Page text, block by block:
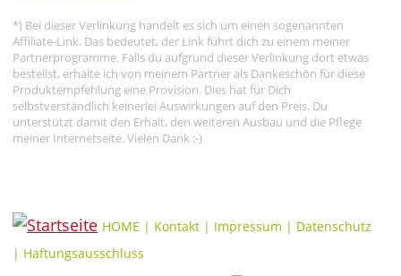
*) Bei dieser Verlinkung handelt es sich um einen sogenannten
Affiliate-Link. Das bedeutet, der Link führt dich zu einem meiner
Partnerprogramme. Falls du aufgrund dieser Verlinkung dort etwas
bestellst, erhalte ich von meinem Partner als Dankeschön für diese
Produktempfehlung eine Provision. Dies hat für Dich
selbstverständlich keinerlei Auswirkungen auf den Preis. Du
unterstützt damit den Erhalt, den weiteren Ausbau und die Pflege
meiner Internetseite. Vielen Dank :-)
HOME | Kontakt | Impressum | Datenschutz
| Haftungsausschluss